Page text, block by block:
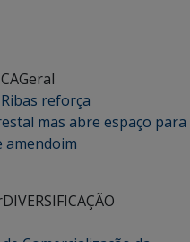
Geral
reforça
mas abre espaço para
amendoim
DIVERSIFICAÇÃO